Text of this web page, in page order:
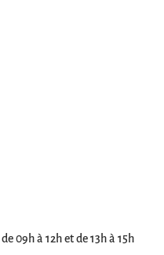
09h à 12h et de 13h à 15h